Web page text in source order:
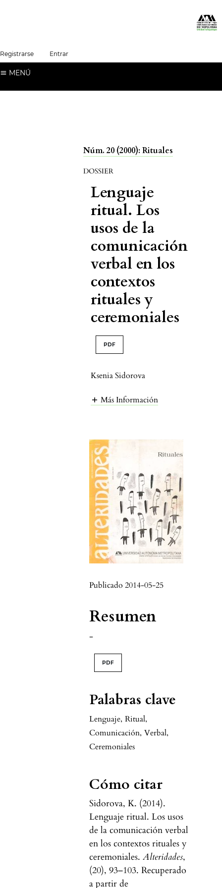
Registrarse Entrar
MENÚ
Núm. 20 (2000): Rituales
DOSSIER
Lenguaje
ritual. Los
usos de la
comunicación
verbal en los
contextos
rituales y
ceremoniales
PDF
Ksenia Sidorova
Más Información
Publicado 2014-05-25
Palabras clave
Lenguaje, Ritual,
Comunicación, Verbal,
Ceremoniales
Cómo citar
Sidorova, K. (2014).
Lenguaje ritual. Los usos
de la comunicación verbal
en los contextos rituales y
ceremoniales. Alteridades,
(20), 93–103. Recuperado
a partir de
Resumen
-
PDF